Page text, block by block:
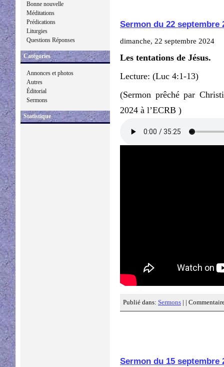
Bonne nouvelle
Méditations
Prédications
Liturgies
Questions Réponses
Catégories
Annonces et photos
Autres
Éditorial
Sermons
Statistique
Sermon du 22 septembre
dimanche, 22 septembre 2024
Les tentations de Jésus.
Lecture: (Luc 4:1-13)
(Sermon prêché par
2024 à l’ECRB )
Publié dans: Sermons | |
Sermon du 15 septembre